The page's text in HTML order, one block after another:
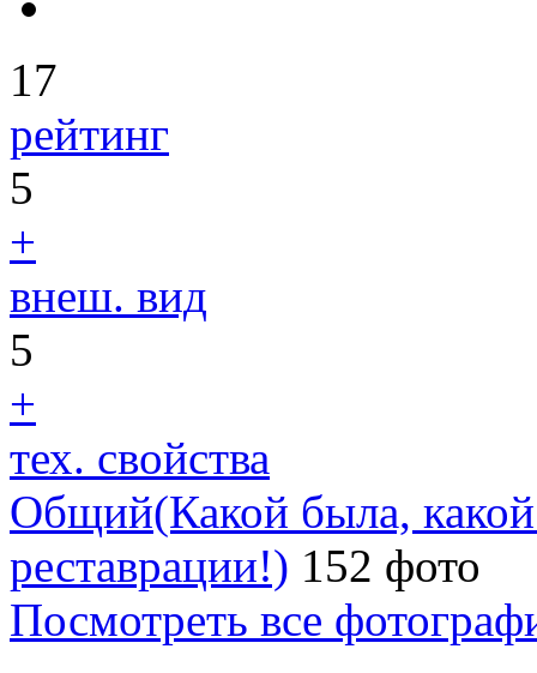
17
рейтинг
5
+
внеш. вид
5
+
тех. свойства
Общий(Какой была, какой
реставрации!) 152 фото
Посмотреть все